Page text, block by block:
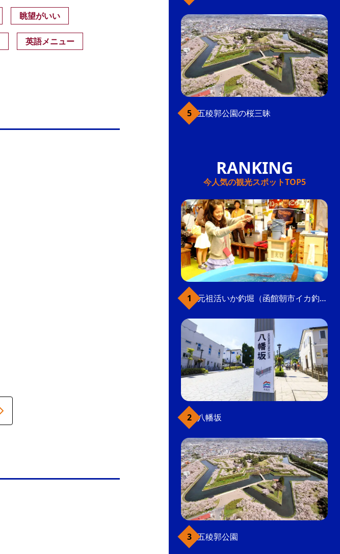
眺望がいい
英語メニュー
五稜郭公園の桜三昧
今人気の観光スポットTOP5
元祖活いか釣堀（函館朝市イカ釣り体験）
八幡坂
五稜郭公園